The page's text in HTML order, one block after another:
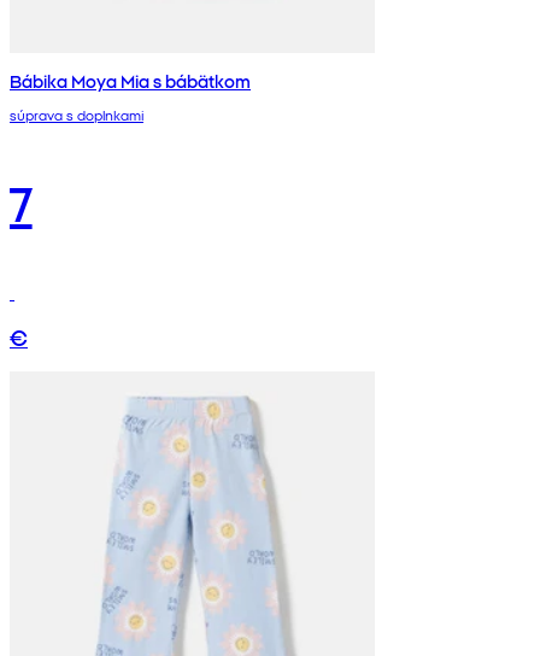
Bábika Moya Mia s bábätkom
súprava s doplnkami
7
€